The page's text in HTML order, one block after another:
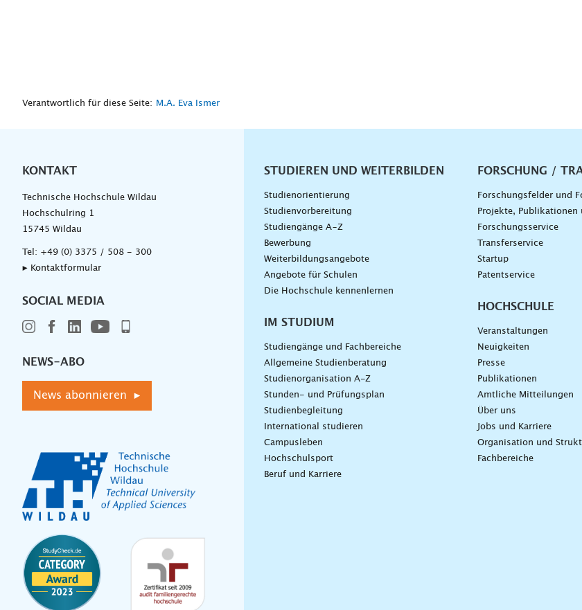
Verantwortlich für diese Seite: M.A. Eva Ismer
KONTAKT
Technische Hochschule Wildau
Hochschulring 1
15745 Wildau
Tel: +49 (0) 3375 / 508 - 300
▸ Kontaktformular
SOCIAL MEDIA
NEWS-ABO
News abonnieren ▸
Unternavigation
STUDIEREN UND WEITERBILDEN
Studienorientierung
Studienvorbereitung
Studiengänge A–Z
Bewerbung
Weiterbildungsangebote
Angebote für Schulen
Die Hochschule kennenlernen
IM STUDIUM
Studiengänge und Fachbereiche
Allgemeine Studienberatung
Studienorganisation A-Z
Stunden- und Prüfungsplan
Studienbegleitung
International studieren
Campusleben
Hochschulsport
Beruf und Karriere
FORSCHUNG /
Forschungsfelder und
Projekte, Publikationen
Forschungsservice
Transferservice
Startup
Patentservice
HOCHSCHULE
Veranstaltungen
Neuigkeiten
Presse
Publikationen
Amtliche Mitteilungen
Über uns
Jobs und Karriere
Organisation und
Fachbereiche